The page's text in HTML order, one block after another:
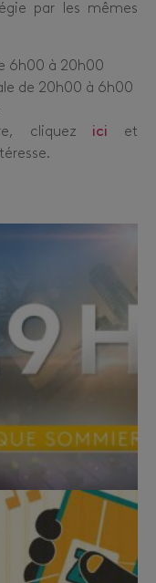
par les mêmes
6h00 à 20h00
de 20h00 à 6h00
cliquez ici et